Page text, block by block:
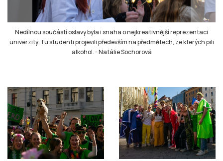
Nedílnou součástí oslavy byla i snaha o nejkreativnější reprezentaci
univerzity. Tu studenti projevili především na předmětech, ze kterých pili
alkohol.-Natálie Sochorová